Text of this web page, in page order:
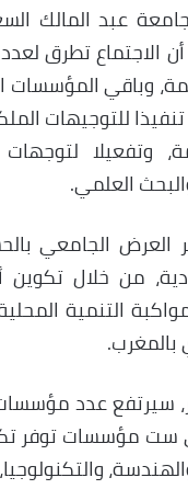
عبد المالك
أن الاجتماع تطرق
وباقي
للتوجيهات
وتفعيلا
العلمي.
العرض الجامعي
من خلال
التنمية
بالمغرب.
سيرتفع عدد
ست مؤسسات توفر